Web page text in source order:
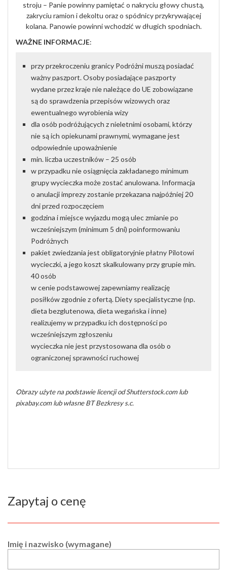
stroju – Panie powinny pamiętać o nakryciu głowy chustą,
zakryciu ramion i dekoltu oraz o spódnicy przykrywającej
kolana. Panowie powinni wchodzić w długich spodniach.
WAŻNE INFORMACJE:
przy przekroczeniu granicy Podróżni muszą posiadać
ważny paszport. Osoby posiadające paszporty
wydane przez kraje nie należące do UE zobowiązane
są do sprawdzenia przepisów wizowych oraz
ewentualnego wyrobienia wizy
dla osób podróżujących z nieletnimi osobami, którzy
nie są ich opiekunami prawnymi, wymagane jest
odpowiednie upoważnienie
min. liczba uczestników – 25 osób
w przypadku nie osiągnięcia zakładanego minimum
grupy wycieczka może zostać anulowana. Informacja
o anulacji imprezy zostanie przekazana najpóźniej 20
dni przed rozpoczęciem
godzina i miejsce wyjazdu mogą ulec zmianie po
wcześniejszym (minimum 5 dni) poinformowaniu
Podróżnych
pakiet zwiedzania jest obligatoryjnie płatny Pilotowi
wycieczki, a jego koszt skalkulowany przy grupie min.
40 osób
w cenie podstawowej zapewniamy realizację
posiłków zgodnie z ofertą. Diety specjalistyczne (np.
dieta bezglutenowa, dieta wegańska i inne)
realizujemy w przypadku ich dostępności po
wcześniejszym zgłoszeniu
wycieczka nie jest przystosowana dla osób o
ograniczonej sprawności ruchowej
Obrazy użyte na podstawie licencji od Shutterstock.com lub
pixabay.com lub własne BT Bezkresy s.c.
Zapytaj o cenę
Imię i nazwisko (wymagane)